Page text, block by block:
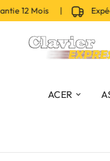
12 Mois |
ACER